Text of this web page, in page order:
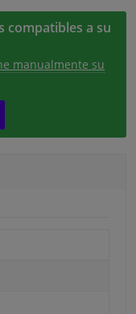
compatibles a su
manualmente su